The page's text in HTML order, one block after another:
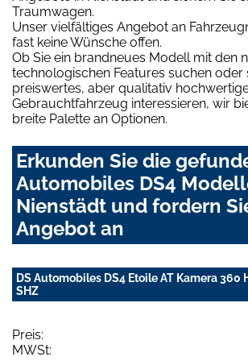
Traumwagen.
Unser vielfältiges Angebot an
fast keine Wünsche offen.
Ob Sie ein brandneues Modell mit den
technologischen Features suchen oder
preiswertes, aber qualitativ
Gebrauchtfahrzeug interessieren, wir
breite Palette an Optionen.
Erkunden Sie die
Automobiles DS4
Nienstädt und fordern
Angebot an
DS Automobiles DS4 Etoile AT Kamera
SHZ
Preis:
MWSt: